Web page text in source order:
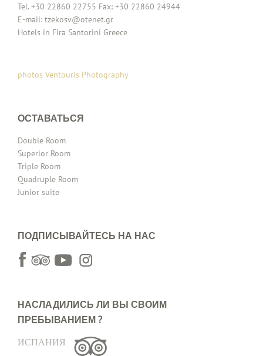
Tel. +30 22860 22755 Fax: +30 22860 24944
E-mail: tzekosv@otenet.gr
Hotels in Fira Santorini Greece
photos Ventouris Photography
ОСТАВАТЬСЯ
Double Room
Superior Room
Triple Room
Quadruple Room
Junior suite
ПОДПИСЫВАЙТЕСЬ НА НАС
НАСЛАДИЛИСЬ ЛИ ВЫ СВОИМ
ПРЕБЫВАНИЕМ ?
ИСПАНИЯ